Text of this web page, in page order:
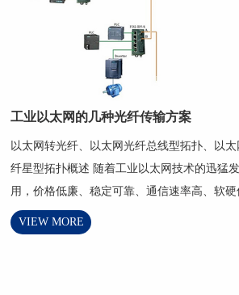
工业以太网的几种光纤传输方案
以太网转光纤、以太网光纤总线型拓扑、以
纤星型拓扑概述 随着工业以太网技术的迅猛发展和产品的大量应
用，价格低廉、稳定可靠、通信速率高、软硬
VIEW MORE